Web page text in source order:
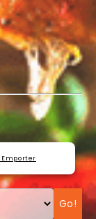
Emporter
Go!